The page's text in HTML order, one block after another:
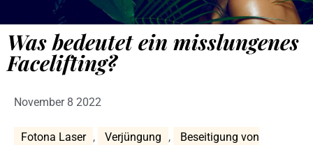
Was bedeutet ein misslungenes
Facelifting?
November 8 2022
Fotona Laser , Verjüngung ,
Beseitigung von